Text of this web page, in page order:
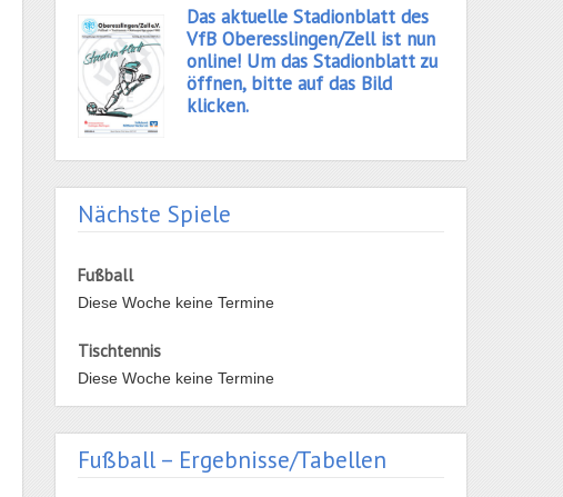
Das aktuelle Stadionblatt des
VfB Oberesslingen/Zell ist nun
online! Um das Stadionblatt zu
öffnen, bitte auf das Bild
klicken.
Nächste Spiele
Fußball
Diese Woche keine Termine
Tischtennis
Diese Woche keine Termine
Fußball – Ergebnisse/Tabellen